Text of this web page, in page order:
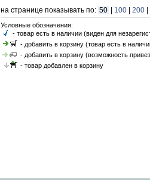
на странице показывать по: 50 100 200
Условные обозначения:
- товар есть в наличии (виден для
- добавить в корзину (товар есть в
- добавить в корзину (возможность
- товар добавлен в корзину